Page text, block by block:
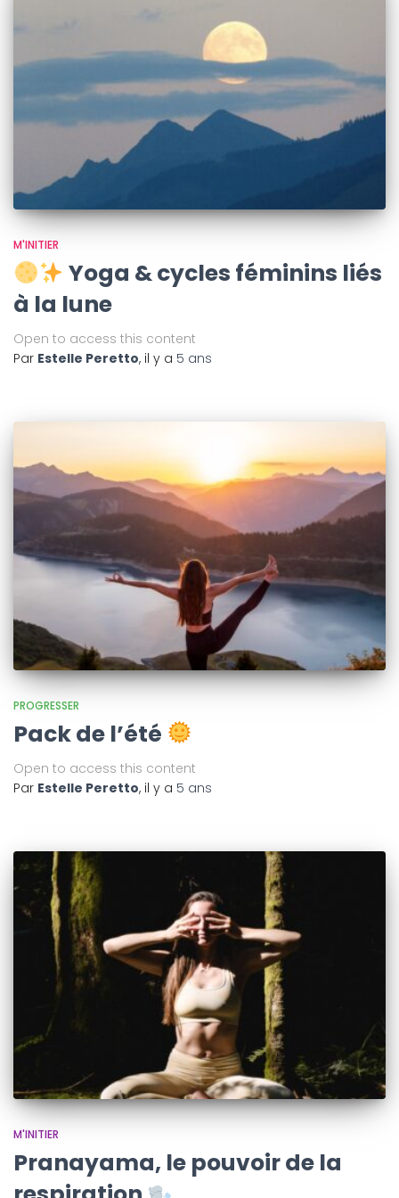
M'INITIER
Yoga & cycles féminins liés
à la lune
Open to access this content
Par Estelle Peretto, il y a 5 ans
PROGRESSER
Pack de l’été
Open to access this content
Par Estelle Peretto, il y a 5 ans
M'INITIER
Pranayama, le pouvoir de la